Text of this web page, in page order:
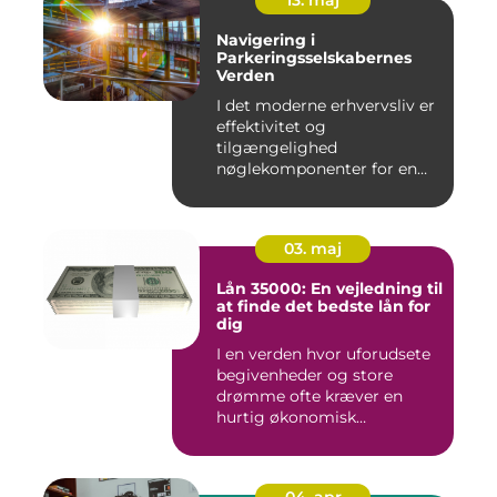
Navigering i
Parkeringsselskabernes
Verden
I det moderne erhvervsliv er
effektivitet og
tilgængelighed
nøglekomponenter for en
03. maj
Lån 35000: En vejledning til
at finde det bedste lån for
dig
I en verden hvor uforudsete
begivenheder og store
drømme ofte kræver en
hurtig økonomisk